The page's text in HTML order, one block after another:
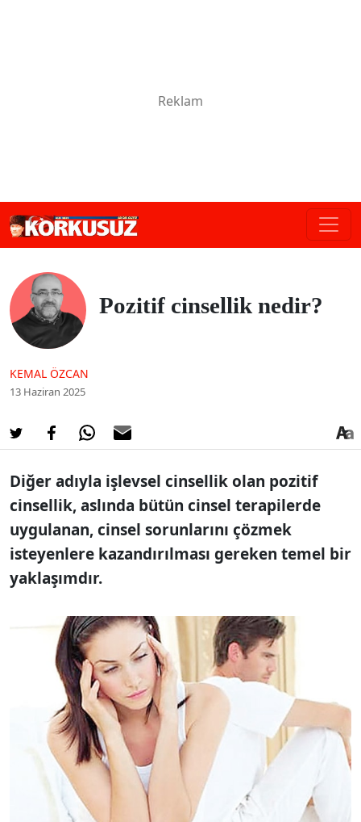
Pozitif cinsellik nedir?
KEMAL ÖZCAN
13 Haziran 2025
Diğer adıyla işlevsel cinsellik olan pozitif
cinsellik, aslında bütün cinsel terapilerde
uygulanan, cinsel sorunlarını çözmek
isteyenlere kazandırılması gereken temel bir
yaklaşımdır.